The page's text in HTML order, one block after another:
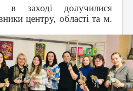
в заході долучилися
центру, області та м.